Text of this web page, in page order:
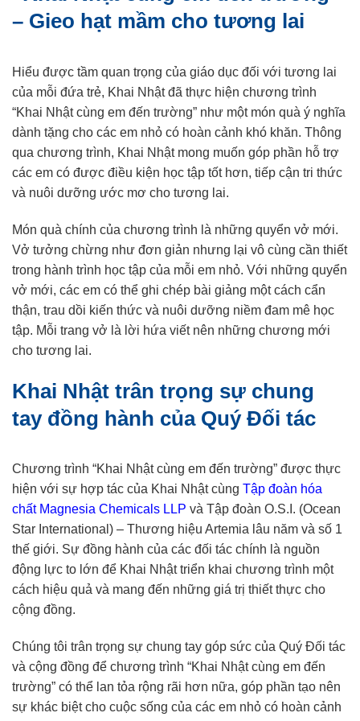
– Gieo hạt mầm cho tương lai
Hiểu được tầm quan trọng của giáo dục đối với tương lai
của mỗi đứa trẻ, Khai Nhật đã thực hiện chương trình
“Khai Nhật cùng em đến trường” như một món quà ý nghĩa
dành tặng cho các em nhỏ có hoàn cảnh khó khăn. Thông
qua chương trình, Khai Nhật mong muốn góp phần hỗ trợ
các em có được điều kiện học tập tốt hơn, tiếp cận tri thức
và nuôi dưỡng ước mơ cho tương lai.
Món quà chính của chương trình là những quyển vở mới.
Vở tưởng chừng như đơn giản nhưng lại vô cùng cần thiết
trong hành trình học tập của mỗi em nhỏ. Với những quyển
vở mới, các em có thể ghi chép bài giảng một cách cẩn
thận, trau dồi kiến thức và nuôi dưỡng niềm đam mê học
tập. Mỗi trang vở là lời hứa viết nên những chương mới
cho tương lai.
Khai Nhật trân trọng sự chung
tay đồng hành của Quý Đối tác
Chương trình “Khai Nhật cùng em đến trường” được thực
hiện với sự hợp tác của Khai Nhật cùng Tập đoàn hóa
chất Magnesia Chemicals LLP và Tập đoàn O.S.I. (Ocean
Star International) – Thương hiệu Artemia lâu năm và số 1
thế giới. Sự đồng hành của các đối tác chính là nguồn
động lực to lớn để Khai Nhật triển khai chương trình một
cách hiệu quả và mang đến những giá trị thiết thực cho
cộng đồng.
Chúng tôi trân trọng sự chung tay góp sức của Quý Đối tác
và cộng đồng để chương trình “Khai Nhật cùng em đến
trường” có thể lan tỏa rộng rãi hơn nữa, góp phần tạo nên
sự khác biệt cho cuộc sống của các em nhỏ có hoàn cảnh